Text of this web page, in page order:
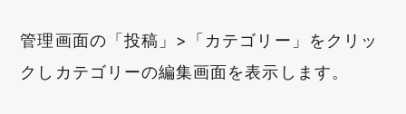
管理画面の「投稿」>「カテゴリー」をクリッ
クしカテゴリーの編集画面を表示します。